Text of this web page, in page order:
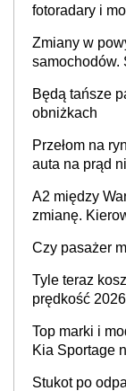
fotoradary i
Zmiany w
samochodów.
producenta
Będą tańsze
obniżkach
Przełom na
auta na prąd
A2 między
zmianę.
Czy pasażer
Tyle teraz
prędkość 2026
Top marki i
Kia Sportage
Stukot po